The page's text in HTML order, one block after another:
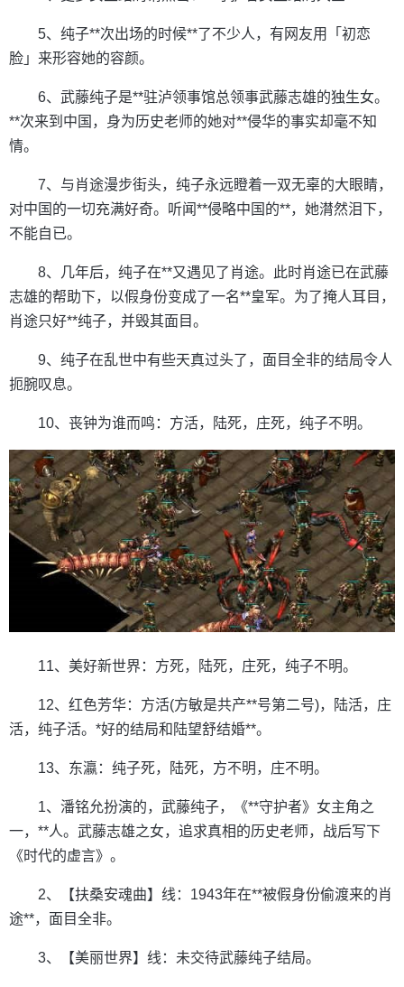
5、纯子**次出场的时候**了不少人，有网友用「初恋
脸」来形容她的容颜。
6、武藤纯子是**驻泸领事馆总领事武藤志雄的独生女。
**次来到中国，身为历史老师的她对**侵华的事实却毫不知
情。
7、与肖途漫步街头，纯子永远瞪着一双无辜的大眼睛，
对中国的一切充满好奇。听闻**侵略中国的**，她潸然泪下，
不能自已。
8、几年后，纯子在**又遇见了肖途。此时肖途已在武藤
志雄的帮助下，以假身份变成了一名**皇军。为了掩人耳目，
肖途只好**纯子，并毁其面目。
9、纯子在乱世中有些天真过头了，面目全非的结局令人
扼腕叹息。
10、丧钟为谁而鸣：方活，陆死，庄死，纯子不明。
11、美好新世界：方死，陆死，庄死，纯子不明。
12、红色芳华：方活(方敏是共产**号第二号)，陆活，庄
活，纯子活。*好的结局和陆望舒结婚**。
13、东瀛：纯子死，陆死，方不明，庄不明。
1、潘铭允扮演的，武藤纯子，《**守护者》女主角之
一，**人。武藤志雄之女，追求真相的历史老师，战后写下
《时代的虚言》。
2、【扶桑安魂曲】线：1943年在**被假身份偷渡来的肖
途**，面目全非。
3、【美丽世界】线：未交待武藤纯子结局。